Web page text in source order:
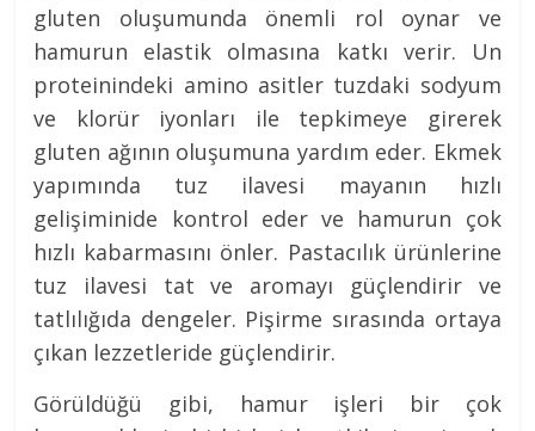
gluten oluşumunda önemli rol oynar ve
hamurun elastik olmasına katkı verir. Un
proteinindeki amino asitler tuzdaki sodyum
ve klorür iyonları ile tepkimeye girerek
gluten ağının oluşumuna yardım eder. Ekmek
yapımında tuz ilavesi mayanın hızlı
gelişiminide kontrol eder ve hamurun çok
hızlı kabarmasını önler. Pastacılık ürünlerine
tuz ilavesi tat ve aromayı güçlendirir ve
tatlılığıda dengeler. Pişirme sırasında ortaya
çıkan lezzetleride güçlendirir.
Görüldüğü gibi, hamur işleri bir çok